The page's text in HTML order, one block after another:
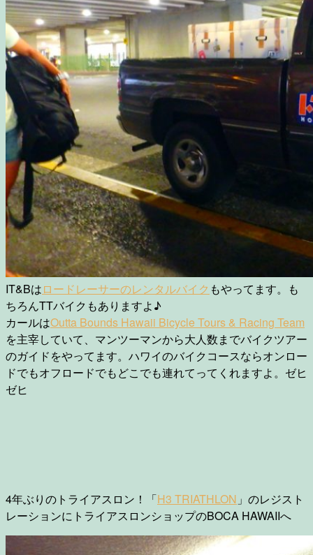
IT&Bはロードレーサーのレンタルバイク もやってます。も
ちろんTTバイクもありますよ♪
カールはOutta Bounds Hawaii Bicycle Tours & Racing Team
を主宰していて、マンツーマンから大人数までバイクツアー
のガイドをやってます。ハワイのバイクコースならオンロー
ドでもオフロードでもどこでも連れてってくれますよ。ゼヒ
ゼヒ
4年ぶりのトライアスロン！「H3 TRIATHLON 」のレジスト
レーションにトライアスロンショップのBOCA HAWAIIへ